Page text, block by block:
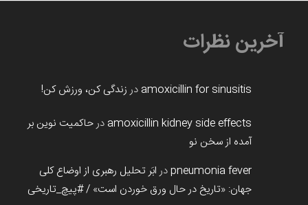
آخرین نظرات
amoxicillin for sinusitis در زندگی کن، ورزش کن!
amoxicillin kidney side effects درحاکمیت نوین بر
آمده از سخن نو
pneumonia feverدر ابَر تحلیل رهبری از اوضاع کلی
جهان: «تاریخ در حال ورق خوردن است» / #پیچ_تاریخی